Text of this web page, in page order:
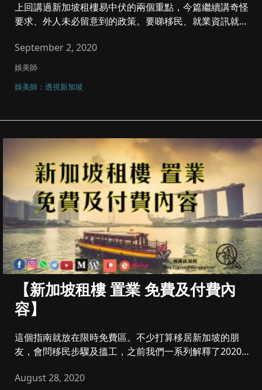
上回講過新加坡租樓易中伏的兩個重點，今篇繼續講奇怪
要求、外人未必留意到的政策。要睇移民、就業資訊就睇
September 2, 2020
娛美師
娛美師：透視新加坡
【新加坡租樓 置業 免費及付費內
容】
這個指南就放在限時免費區。不少打算移居新加坡的朋
友，會問移民步驟及搵工，之前我們一系列解釋了2020
August 28, 2020